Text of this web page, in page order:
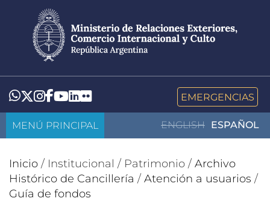
contenido
principal
Whatsapp
Twitter
Instagram
Facebook
YouTube
LinkedIn
Flickr EMERGENCIAS
ENGLISH ESPAÑOL
MENÚ PRINCIPAL
Inicio / Institucional / Patrimonio / Archivo
Histórico de Cancillería / Atención a usuarios /
Guía de fondos